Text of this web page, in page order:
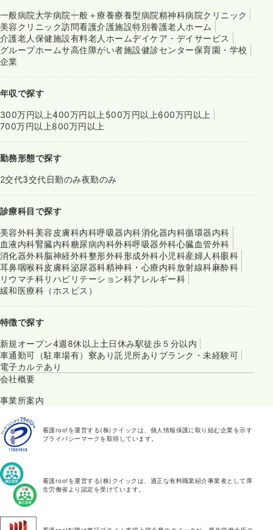
一般病院大学病院一般＋療養療養型病院精神科病院クリニック
美容クリニック訪問看護介護施設特別養護老人ホーム
介護老人保健施設有料老人ホームデイケア・デイサービス
グループホームサ高住障がい者施設健診センター保育園・学校
企業
年収で探す
300万円以上400万円以上 500万円以上600万円以上
700万円以上800万円以上
勤務形態で探す
2交代3交代日勤のみ夜勤のみ
診療科目で探す
美容外科美容皮膚科内科呼吸器内科消化器内科循環器内科
血液内科腎臓内科糖尿病内科外科呼吸器外科心臓血管外科
消化器外科脳神経外科整形外科形成外科小児科産婦人科眼科
耳鼻咽喉科皮膚科泌尿器科精神科・心療内科放射線科麻酔科
リウマチ科リハビリテーション科アレルギー科
緩和医療科（ホスピス）
特徴で探す
新規オープン4週8休以上 土日休み駅徒歩５分以内
車通勤可（駐車場有） 寮あり託児所あり ブランク・未経験可
電子カルテあり
会社概要
事業所案内
看護roo!を運営する(株)クイックは、個人情報保護に取り組む企業を示す
プライバシーマークを取得しています。
看護roo!を運営する(株)クイックは、適正な有料職業紹介事業者として厚
生労働省より認定を受けています。